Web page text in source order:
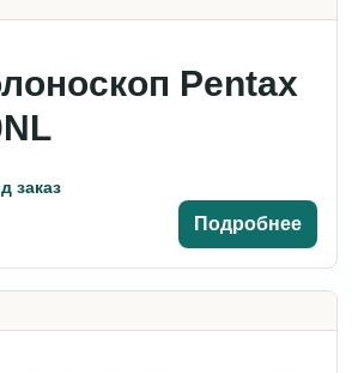
Pentax
заказ
Подробнее